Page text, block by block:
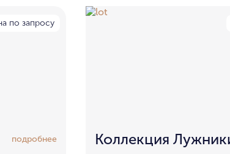
по запросу
подробнее Коллекция